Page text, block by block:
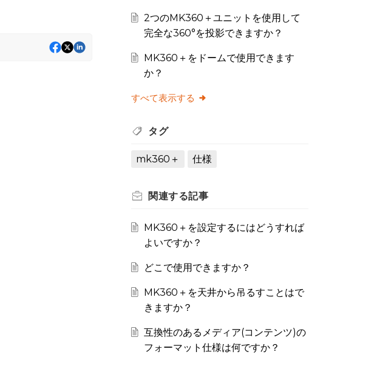
2つのMK360＋ユニットを使用して
完全な360°を投影できますか？
MK360＋をドームで使用できます
か？
すべて表示する
タグ
mk360＋ 仕様
関連する記事
MK360＋を設定するにはどうすれば
よいですか？
どこで使用できますか？
MK360＋を天井から吊るすことはで
きますか？
互換性のあるメディア(コンテンツ)の
フォーマット仕様は何ですか？